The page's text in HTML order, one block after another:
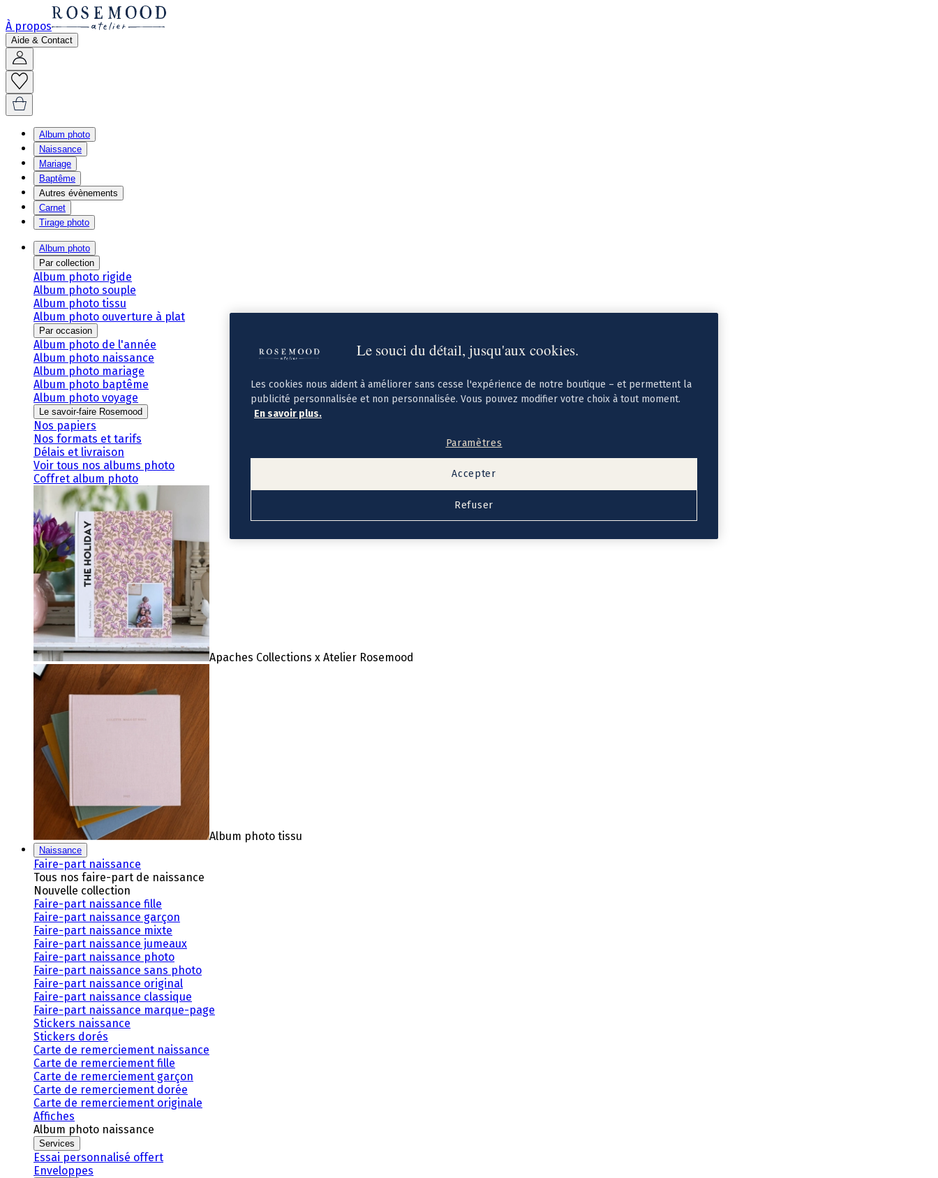
À propos
Aide & Contact
Album photo
Naissance
Mariage
Baptême
Autres évènements
Carnet
Tirage photo
Album photo
Par collection
Album photo rigide
Album photo souple
Album photo tissu
Album photo ouverture à plat
Par occasion
Album photo de l'année
Album photo naissance
Album photo mariage
Album photo baptême
Album photo voyage
Le savoir-faire Rosemood
Nos papiers
Nos formats et tarifs
Délais et livraison
Voir tous nos albums photo
Coffret album photo
Apaches Collections x Atelier Rosemood
Album photo tissu
Naissance
Faire-part naissance
Tous nos faire-part de naissance
Nouvelle collection
Faire-part naissance fille
Faire-part naissance garçon
Faire-part naissance mixte
Faire-part naissance jumeaux
Faire-part naissance photo
Faire-part naissance sans photo
Faire-part naissance original
Faire-part naissance classique
Faire-part naissance marque-page
Stickers naissance
Stickers dorés
Carte de remerciement naissance
Carte de remerciement fille
Carte de remerciement garçon
Carte de remerciement dorée
Carte de remerciement originale
Affiches
Album photo naissance
Services
Essai personnalisé offert
Enveloppes
Le souci du détail, jusqu'aux cookies.
Les cookies nous aident à améliorer sans cesse l'expérience de notre boutique – et permettent la
publicité personnalisée et non personnalisée. Vous pouvez modifier votre choix à tout moment.
En savoir plus.
Paramètres
Refuser
Accepter